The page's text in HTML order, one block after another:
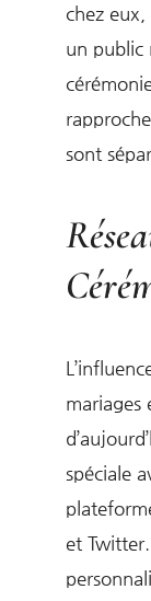
chez
un public
sont
mariages
spéciale
et